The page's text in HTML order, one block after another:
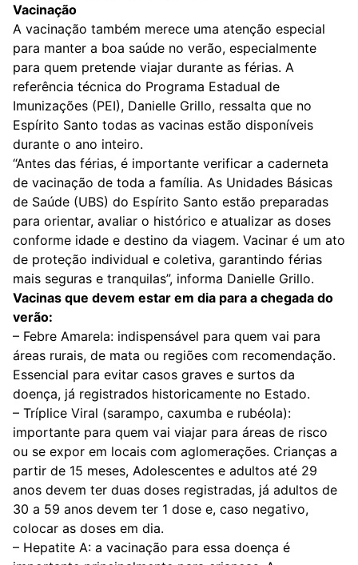
Vacinação
A vacinação também merece uma atenção especial
para manter a boa saúde no verão, especialmente
para quem pretende viajar durante as férias. A
referência técnica do Programa Estadual de
Imunizações (PEI), Danielle Grillo, ressalta que no
Espírito Santo todas as vacinas estão disponíveis
durante o ano inteiro.
“Antes das férias, é importante verificar a caderneta
de vacinação de toda a família. As Unidades Básicas
de Saúde (UBS) do Espírito Santo estão preparadas
para orientar, avaliar o histórico e atualizar as doses
conforme idade e destino da viagem. Vacinar é um ato
de proteção individual e coletiva, garantindo férias
mais seguras e tranquilas”, informa Danielle Grillo.
Vacinas que devem estar em dia para a chegada do
verão:
– Febre Amarela: indispensável para quem vai para
áreas rurais, de mata ou regiões com recomendação.
Essencial para evitar casos graves e surtos da
doença, já registrados historicamente no Estado.
– Tríplice Viral (sarampo, caxumba e rubéola):
importante para quem vai viajar para áreas de risco
ou se expor em locais com aglomerações. Crianças a
partir de 15 meses, Adolescentes e adultos até 29
anos devem ter duas doses registradas, já adultos de
30 a 59 anos devem ter 1 dose e, caso negativo,
colocar as doses em dia.
– Hepatite A: a vacinação para essa doença é